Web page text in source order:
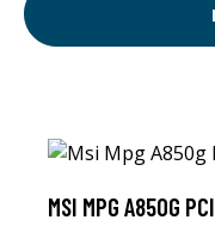
MSI MPG A850G